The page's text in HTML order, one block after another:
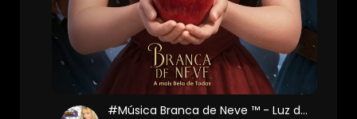
#Música Branca de Neve ™ - Luz do Amanhã (Áudio Oficial) PT-BR